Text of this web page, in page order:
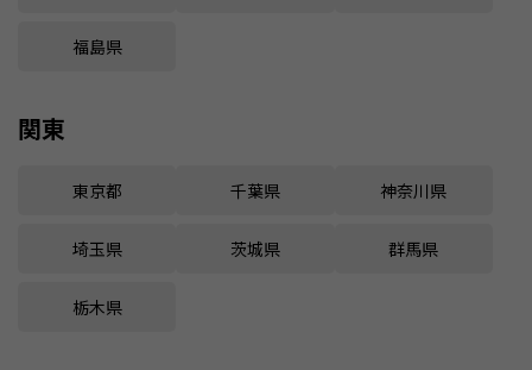
福島県
関東
東京都 千葉県 神奈川県
埼玉県 茨城県 群馬県
栃木県